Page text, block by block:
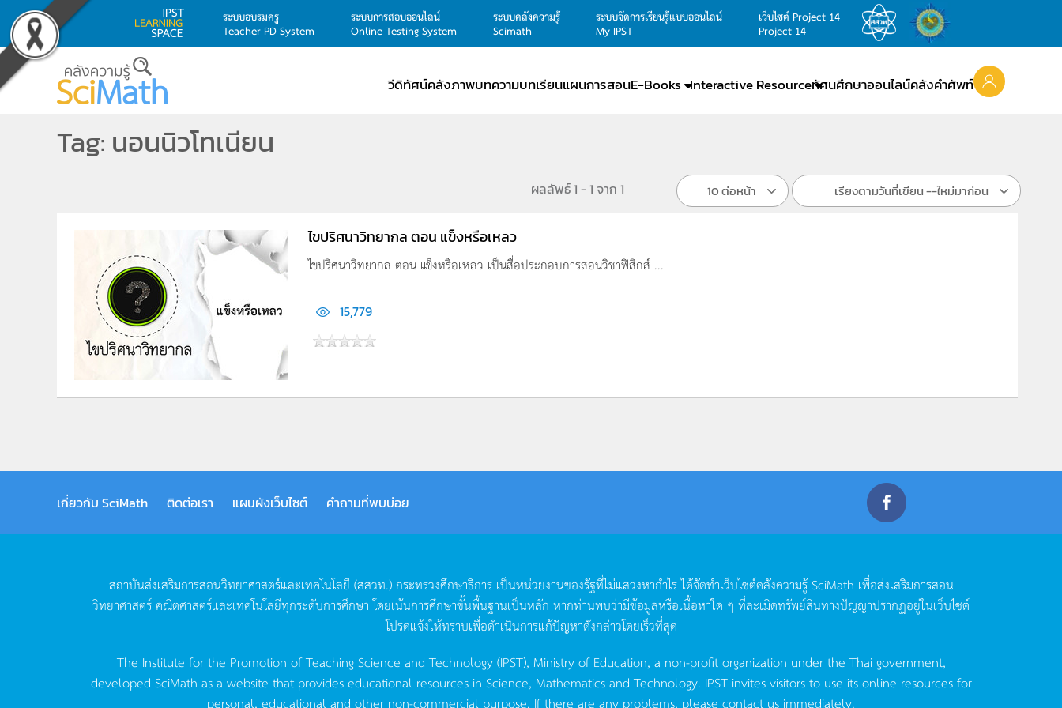
Skip to main content
ระบบอบรมครู
Teacher PD System
ระบบการสอบออนไลน์
Online Testing System
ระบบคลังความรู้
Scimath
ระบบจัดการเรียนรู้แบบออนไลน์
My IPST
เว็บไซต์ Project 14
Project 14
วีดิทัศน์คลังภาพบทความบทเรียนแผนการสอนE-Books Interactive Resourceทัศนศึกษาออนไลน์คลังคำศัพท์
Tag: นอนนิวโทเนียน
ผลลัพธ์ 1 - 1 จาก 1 10 ต่อหน้า เรียงตามวันที่เขียน --ใหม่มาก่อน
ไขปริศนาวิทยากล ตอน แข็งหรือเหลว
ไขปริศนาวิทยากล ตอน แข็งหรือเหลว เป็นสื่อประกอบการสอนวิชาฟิสิกส์ ...
15,779
เกี่ยวกับ SciMath ติดต่อเรา แผนผังเว็บไซต์ คำถามที่พบบ่อย
สถาบันส่งเสริมการสอนวิทยาศาสตร์และเทคโนโลยี (สสวท.) กระทรวงศึกษาธิการ เป็นหน่วยงานของรัฐที่ไม่แสวงหากำไรได้จัดทำเว็บไซต์คลังความรู้SciMath เพื่อส่งเสริมการสอน
วิทยาศาสตร์คณิตศาสตร์และเทคโนโลยีทุกระดับการศึกษา โดยเน้นการศึกษาขั้นพื้นฐานเป็นหลัก หากท่านพบว่ามีข้อมูลหรือเนื้อหาใด ๆ ที่ละเมิดทรัพย์สินทางปัญญาปรากฏอยู่ในเว็บไซต์
โปรดแจ้งให้ทราบเพื่อดำเนินการแก้ปัญหาดังกล่าวโดยเร็วที่สุด
The Institute for the Promotion of Teaching Science and Technology (IPST), Ministry of Education, a non-profit organization under the Thai government,
developed SciMath as a website that provides educational resources in Science, Mathematics and Technology. IPST invites visitors to use its online resources for
personal, educational and other non-commercial purpose. If there are any problems, please contact us immediately.